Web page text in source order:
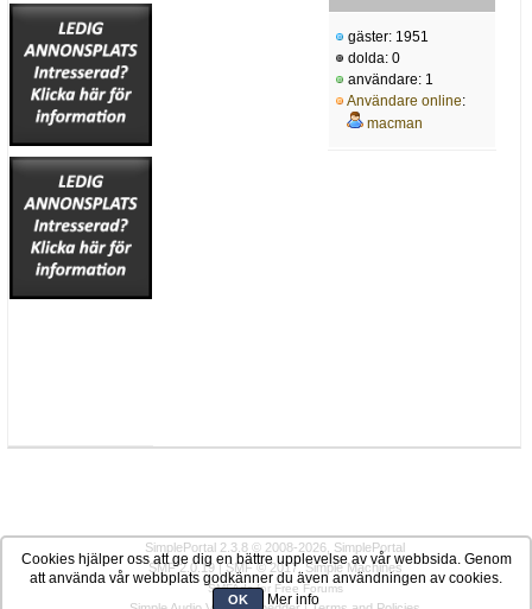
gäster: 1951
dolda: 0
användare: 1
Användare online:
macman
SimplePortal 2.3.8 © 2008-2026, SimplePortal
SMF 2.0.19|SMF © 2017,Simple Machines
SMFAdsfor Free Forums
Cookies hjälper oss att ge dig en bättre upplevelse av vår webbsida. Genom
att använda vår webbplats godkänner du även användningen av cookies.
OK Mer info